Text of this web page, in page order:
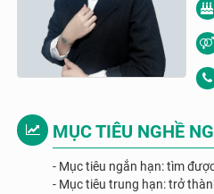
MỤC TIÊU NGHỀ
- Mục tiêu ngắn hạn: tìm
- Mục tiêu trung hạn: trở